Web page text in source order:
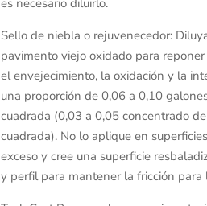
Sello de niebla o rejuvenecedor:
pavimento viejo oxidado para
el envejecimiento, la oxidación y la
una proporción de 0,06 a 0,10
cuadrada (0,03 a 0,05 concentrado
cuadrada). No lo aplique en
exceso y cree una superficie
y perfil para mantener la fricción para